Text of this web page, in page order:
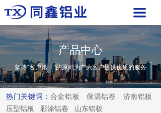
끀
热门关键词： 合金铝板 保温铝卷 济南铝板
压型铝板 彩涂铝卷 山东铝板
产品中心
坚持“客户第一”的原则为广大客户提供优质的服务